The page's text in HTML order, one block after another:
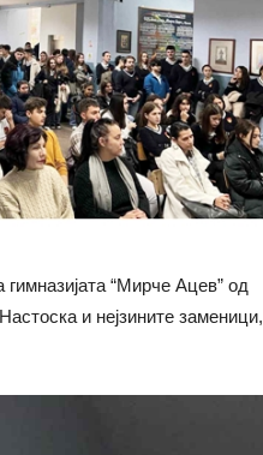
“Мирче Ацев” од
и нејзините заменици,